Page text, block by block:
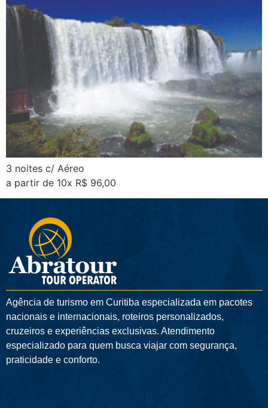
3 noites c/ Aéreo
a partir de 10x R$ 96,00
Agência de turismo em Curitiba especializada em pacotes
nacionais e internacionais, roteiros personalizados,
cruzeiros e experiências exclusivas. Atendimento
especializado para quem busca viajar com segurança,
praticidade e conforto.